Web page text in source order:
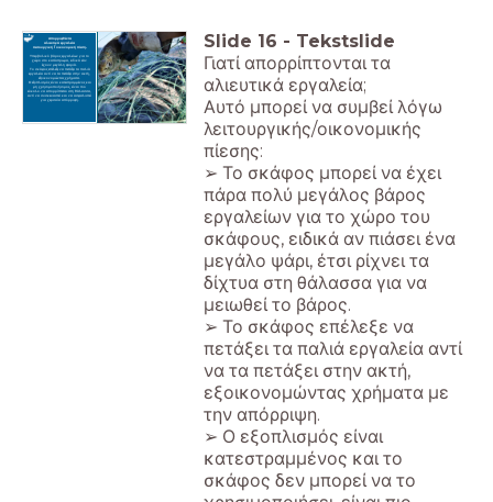
Απορριφθέντα
αλιευτικά εργαλεία
Λειτουργική / οικονομική πίεση.
Υπερβολικό βάρος εργαλείων για το
χώρο στο κατάστρωμα, ειδικά εάν
έχουν μεγάλη ψαριά.
Το σκάφος επέλεξε να πετάξει τα παλιά
εργαλεία αντί να τα πετάξει στην ακτή,
εξοικονομώντας χρήματα.
Ο εξοπλισμός είναι κατεστραμμένος και
μη χρησιμοποιήσιμος, είναι πιο
εύκολο να απορρίπτεται στη θάλασσα,
αντί να συσκευαστεί και να ασφαλιστεί
για χερσαία απόρριψη.
Slide 16 - Tekstslide
Γιατί απορρίπτονται τα
αλιευτικά εργαλεία;
Αυτό μπορεί να συμβεί λόγω
λειτουργικής/οικονομικής
πίεσης:
➢ Το σκάφος μπορεί να έχει
πάρα πολύ μεγάλος βάρος
εργαλείων για το χώρο του
σκάφους, ειδικά αν πιάσει ένα
μεγάλο ψάρι, έτσι ρίχνει τα
δίχτυα στη θάλασσα για να
μειωθεί το βάρος.
➢ Το σκάφος επέλεξε να
πετάξει τα παλιά εργαλεία αντί
να τα πετάξει στην ακτή,
εξοικονομώντας χρήματα με
την απόρριψη.
➢ Ο εξοπλισμός είναι
κατεστραμμένος και το
σκάφος δεν μπορεί να το